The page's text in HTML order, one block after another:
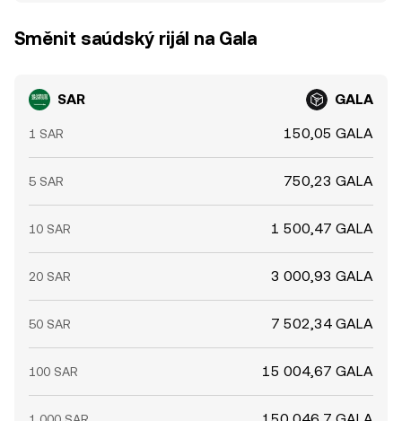
Směnit saúdský rijál na Gala
SAR GALA
1 SAR 150,05 GALA
5 SAR 750,23 GALA
10 SAR 1 500,47 GALA
20 SAR 3 000,93 GALA
50 SAR 7 502,34 GALA
100 SAR 15 004,67 GALA